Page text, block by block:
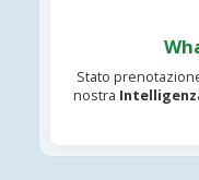
Stato
nostra